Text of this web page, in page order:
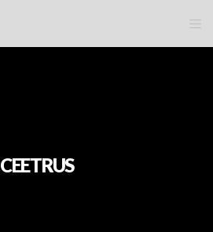
CEETRUS